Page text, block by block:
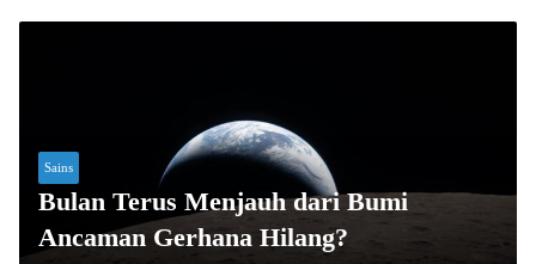
Sains
Bulan Terus Menjauh dari Bumi
Ancaman Gerhana Hilang?